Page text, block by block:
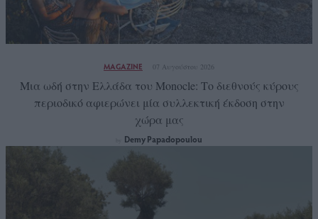
MAGAZINE 07 Αυγούστου 2026
Μια ωδή στην Ελλάδα του Monocle: Το διεθνούς κύρους
περιοδικό αφιερώνει μία συλλεκτική έκδοση στην
χώρα μας
Demy Papadopoulou